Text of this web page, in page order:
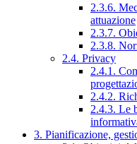
2.3.6.
attuazione
2.3.7.
2.3.8.
2.4. Privacy
2.4.1.
2.4.2.
2.4.3. Le
3. Pianificazione,